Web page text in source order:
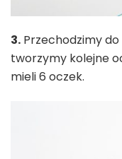
3. Przechodzimy
tworzymy kolejne
mieli 6 oczek.